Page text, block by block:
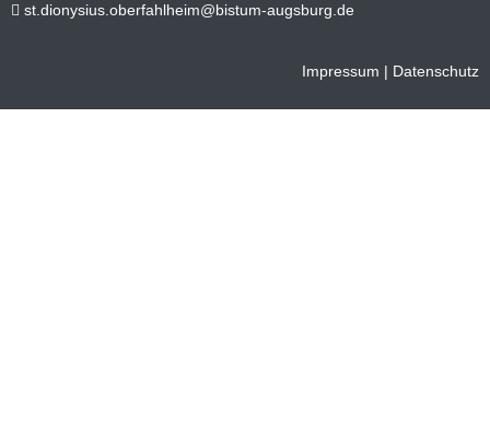
st.dionysius.oberfahlheim@bistum-augsburg.de
Impressum | Datenschutz